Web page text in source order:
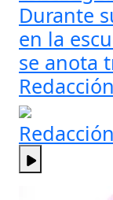
Durante
en la
se anota
Redacción
Redacción